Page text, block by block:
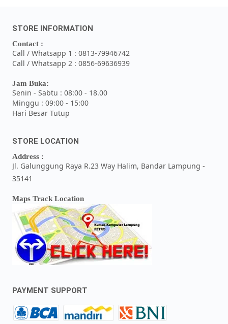
STORE INFORMATION
Contact :
Call / Whatsapp 1 : 0813-79946742
Call / Whatsapp 2 : 0856-69636939
Jam Buka:
Senin - Sabtu : 08:00 - 18.00
Minggu : 09:00 - 15:00
Hari Besar Tutup
STORE LOCATION
Address :
Jl. Galunggung Raya R.23 Way Halim, Bandar Lampung -
35141
Maps Track Location
PAYMENT SUPPORT